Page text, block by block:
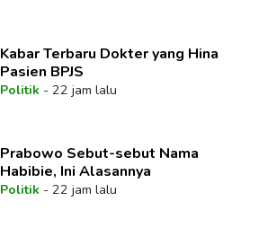
Kabar Terbaru Dokter yang Hina
Pasien BPJS
Politik- 22 jam lalu
Prabowo Sebut-sebut Nama
Habibie, Ini Alasannya
Politik- 22 jam lalu